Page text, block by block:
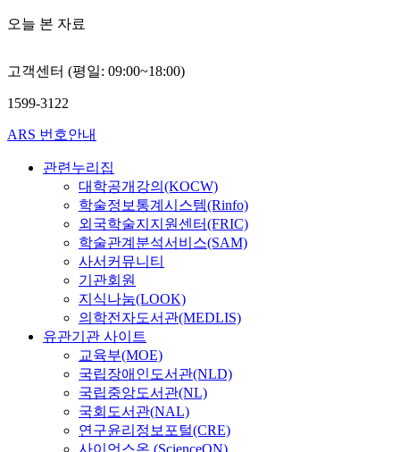
오늘 본 자료
고객센터 (평일: 09:00~18:00)
1599-3122
ARS 번호안내
관련누리집
대학공개강의(KOCW)
학술정보통계시스템(Rinfo)
외국학술지지원센터(FRIC)
학술관계분석서비스(SAM)
사서커뮤니티
기관회원
지식나눔(LOOK)
의학전자도서관(MEDLIS)
유관기관 사이트
교육부(MOE)
국립장애인도서관(NLD)
국립중앙도서관(NL)
국회도서관(NAL)
연구윤리정보포털(CRE)